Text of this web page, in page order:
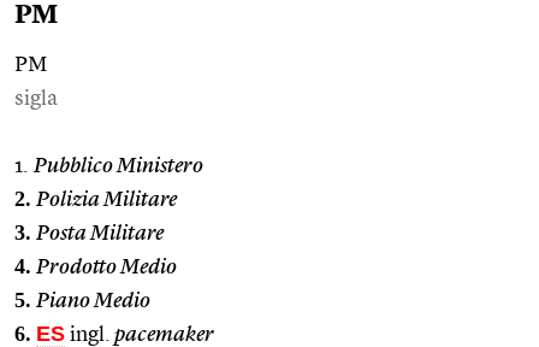
PM
PM
sigla
1. Pubblico Ministero
2. Polizia Militare
3. Posta Militare
4. Prodotto Medio
5. Piano Medio
6. ES ingl. pacemaker